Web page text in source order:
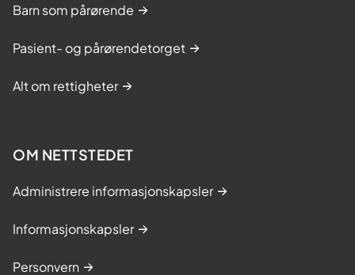
Barn som pårørende
Pasient- og pårørendetorget
Alt om rettigheter
OM NETTSTEDET
Administrere informasjonskapsler
Informasjonskapsler
Personvern